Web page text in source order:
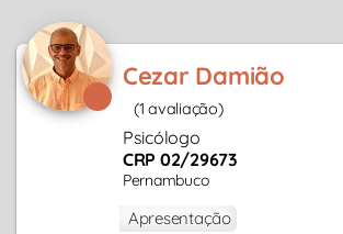
Cezar Damião
(1 avaliação)
Psicólogo
CRP 02/29673
Pernambuco
Apresentação